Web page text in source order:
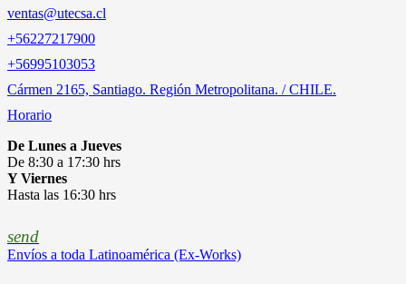
ventas@utecsa.cl
+56227217900
‎+56995103053
Cármen 2165, Santiago. Región Metropolitana. / CHILE.
Horario
De Lunes a Jueves
De 8:30 a 17:30 hrs
Y Viernes
Hasta las 16:30 hrs
send
Envíos a toda Latinoamérica (Ex-Works)